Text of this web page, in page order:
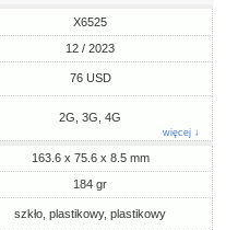
X6525
12 / 2023
76 USD
2G, 3G, 4G
więcej ↓
163.6 x 75.6 x 8.5 mm
184 gr
szkło, plastikowy, plastikowy